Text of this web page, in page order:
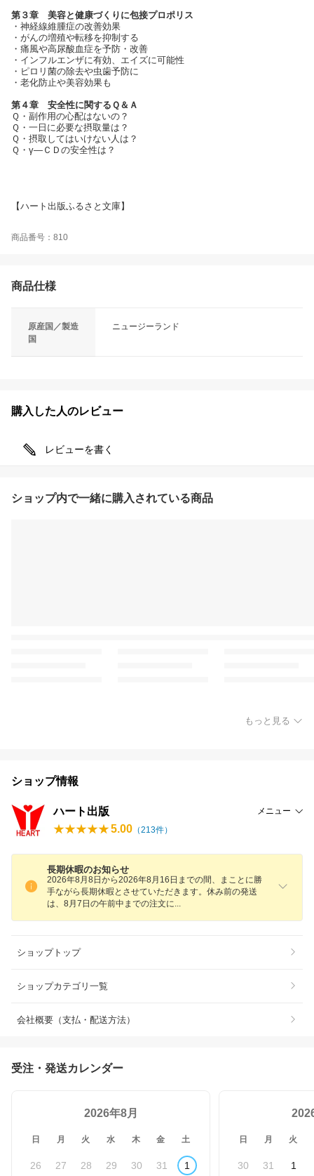
第３章 美容と健康づくりに包接プロポリス
・神経線維腫症の改善効果
・がんの増殖や転移を抑制する
・痛風や高尿酸血症を予防・改善
・インフルエンザに有効、エイズに可能性
・ピロリ菌の除去や虫歯予防に
・老化防止や美容効果も
第４章 安全性に関するＱ＆Ａ
Ｑ・副作用の心配はないの？
Ｑ・一日に必要な摂取量は？
Ｑ・摂取してはいけない人は？
Ｑ・γ—ＣＤの安全性は？
【ハート出版ふるさと文庫】
商品番号：810
商品仕様
原産国／製造
国
ニュージーランド
購入した人のレビュー
レビューを書く
ショップ内で一緒に購入されている商品
もっと見る
ショップ情報
ハート出版 メニュー
5.00 （213件）
長期休暇のお知らせ
2026年8月8日から2026年8月16日までの間、まことに勝
手ながら長期休暇とさせていただきます。休み前の発送
は、8月7日の午前中までの注文に
ショップトップ
ショップカテゴリ一覧
会社概要（支払・配送方法）
受注・発送カレンダー
2026年8月
日 月 火 水 木 金 土
26 27 28 29 30 31 1
日 月 火
30 31 1